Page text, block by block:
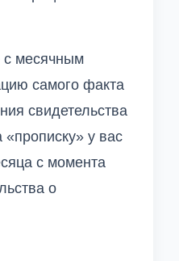
с месячным
самого факта
свидетельства
у вас
с момента
о